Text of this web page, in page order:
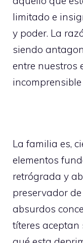
limitado e
y poder. La
siendo
entre nuestros
La familia es,
elementos
retrógrada y
preservador
absurdos
títeres aceptan